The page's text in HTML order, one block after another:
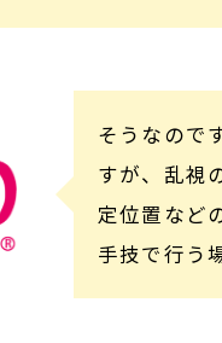
そうなので
すが、乱視
定位置など
手技で行う